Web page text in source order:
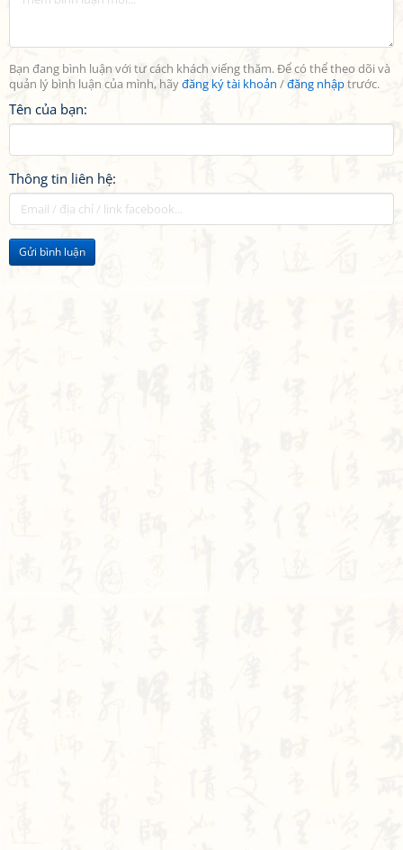
Bạn đang bình luận với tư cách khách viếng thăm. Để có thể theo dõi và
quản lý bình luận của mình, hãyđăng ký tài khoản /đăng nhậptrước.
Tên của bạn:
Thông tin liên hệ:
Gửi bình luận